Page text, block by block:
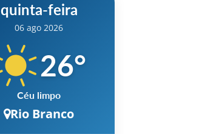
quinta-feira
06 ago 2026
26°
Céu limpo
Rio Branco